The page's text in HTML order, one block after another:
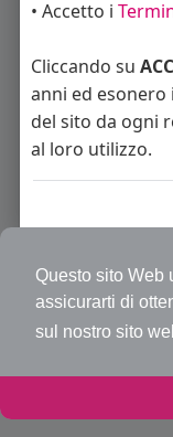
Questo sito Web
assicurarti di
sul nostro sito
Home
Cos'è
Eventi
Richiedi
• Accetto i
Cliccando su
anni ed
del sito da ogni
al loro utilizzo.